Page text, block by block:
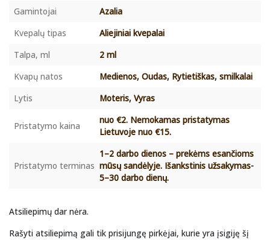
Gamintojai
Azalia
Kvepalų tipas
Aliejiniai kvepalai
Talpa, ml
2 ml
Kvapų natos
Medienos, Oudas, Rytietiškas, smilkalai
Lytis
Moteris, Vyras
Pristatymo kaina
nuo €2. Nemokamas pristatymas
Lietuvoje nuo €15.
Pristatymo terminas
1–2 darbo dienos – prekėms esančioms
mūsų sandėlyje. Išankstinis užsakymas-
5–30 darbo dienų.
Atsiliepimų dar nėra.
Rašyti atsiliepimą gali tik prisijungę pirkėjai, kurie yra įsigiję šį